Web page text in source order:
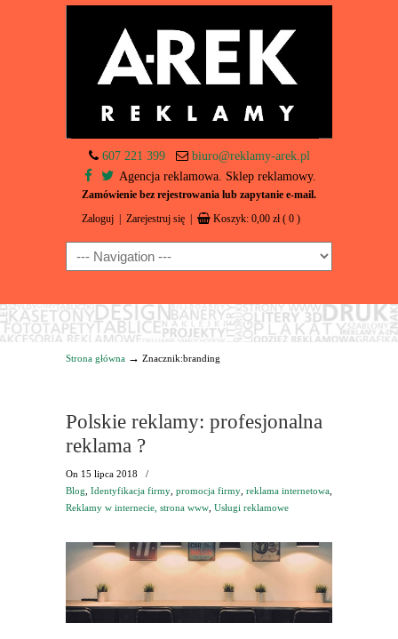
607 221 399
biuro@reklamy-arek.pl
Agencja reklamowa. Sklep reklamowy.
Zamówienie bez rejestrowania lub zapytanie e-mail.
Zaloguj Zarejestruj się Koszyk: 0,00 zł ( 0 )
Navigation
Strona główna → Znacznik:branding
Polskie reklamy: profesjonalna
reklama ?
On 15 lipca 2018
/
Blog Identyfikacja firmy promocja firmy reklama internetowa
Reklamy w internecie, strona www Usługi reklamowe